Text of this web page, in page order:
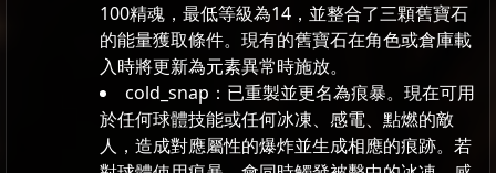
100精魂，最低等級為14，並整合了三顆舊寶石
的能量獲取條件。現有的舊寶石在角色或倉庫載
入時將更新為元素異常時施放。
cold_snap：已重製並更名為痕暴。現在可用
於任何球體技能或任何冰凍、感電、點燃的敵
人，造成對應屬性的爆炸並生成相應的痕跡。若